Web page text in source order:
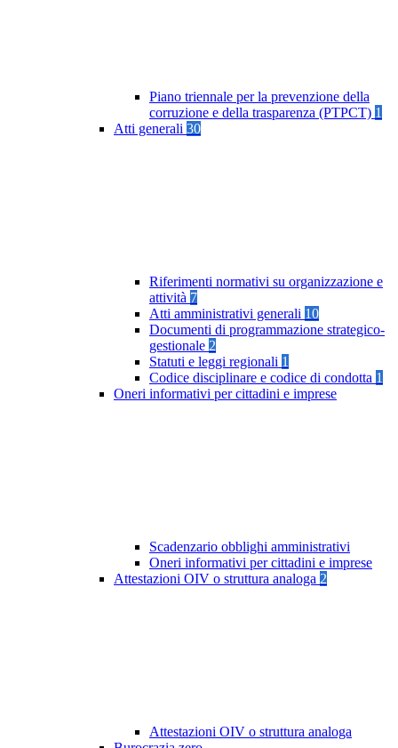
Piano triennale per la prevenzione della
corruzione e della trasparenza (PTPCT) 1
Atti generali 30
Riferimenti normativi su organizzazione e
attività 7
Atti amministrativi generali 10
Documenti di programmazione strategico-
gestionale 2
Statuti e leggi regionali 1
Codice disciplinare e codice di condotta 1
Oneri informativi per cittadini e imprese
Scadenzario obblighi amministrativi
Oneri informativi per cittadini e imprese
Attestazioni OIV o struttura analoga 2
Attestazioni OIV o struttura analoga